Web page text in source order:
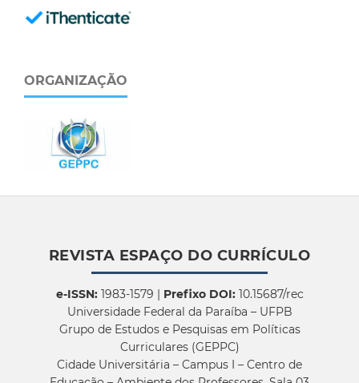
ORGANIZAÇÃO
REVISTA ESPAÇO DO CURRÍCULO
e-ISSN:1983-1579 | Prefixo DOI:10.15687/rec
Universidade Federal da Paraíba – UFPB
Grupo de Estudos e Pesquisas em Políticas
Curriculares (GEPPC)
Cidade Universitária – Campus I – Centro de